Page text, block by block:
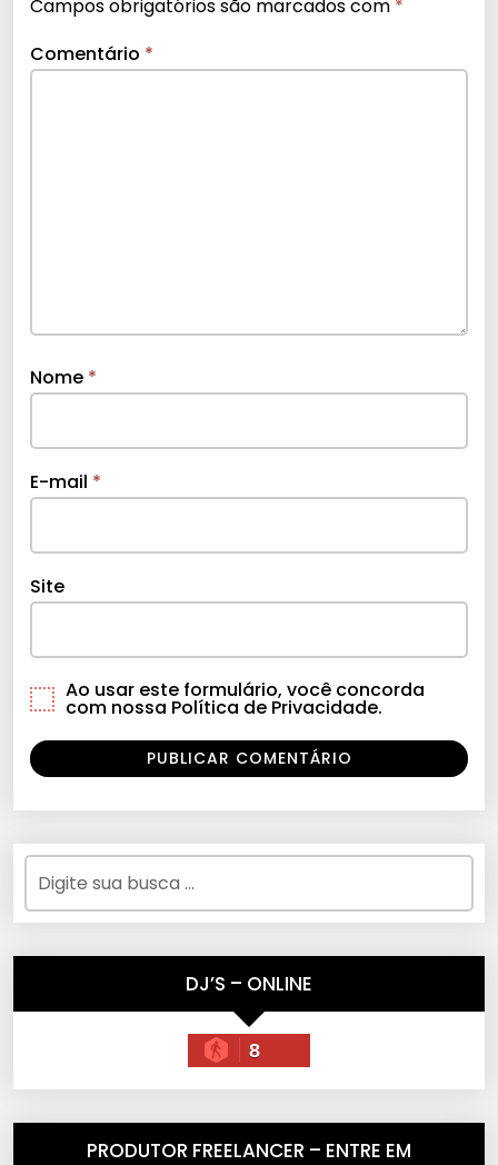
Campos obrigatórios são marcados com *
Comentário *
Nome *
E-mail *
Site
Ao usar este formulário, você concorda
com nossa Política de Privacidade.
DJ’S – ONLINE
8
PRODUTOR FREELANCER – ENTRE EM